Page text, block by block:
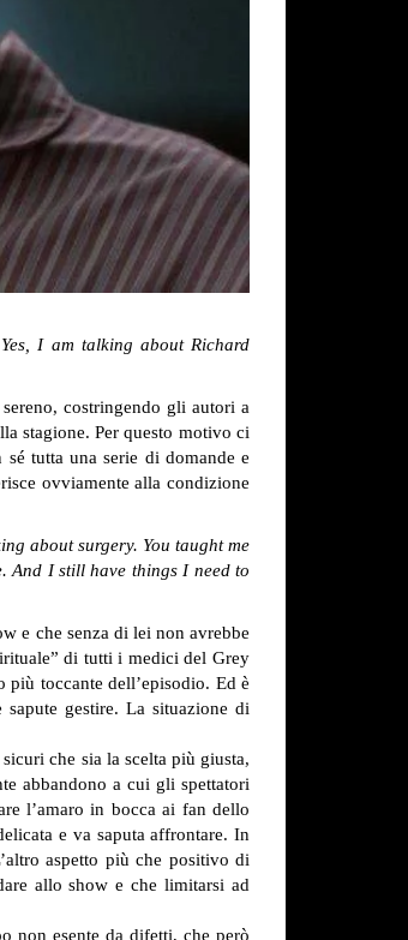
I am talking about Richard
costringendo gli autori a
stagione. Per questo motivo ci
tutta una serie di domande e
ovviamente alla condizione
about surgery. You taught me
And I still have things I need to
e che senza di lei non avrebbe
di tutti i medici del Grey
toccante dell’episodio. Ed è
gestire. La situazione di
che sia la scelta più giusta,
abbandono a cui gli spettatori
l’amaro in bocca ai fan dello
e va saputa affrontare. In
aspetto più che positivo di
allo show e che limitarsi ad
non esente da difetti, che però